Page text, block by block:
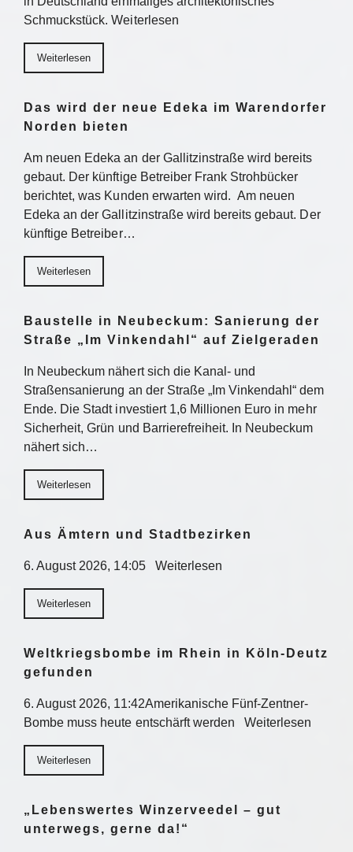
Schmuckstück. Weiterlesen
Weiterlesen
Das wird der neue Edeka im Warendorfer
Norden bieten
Am neuen Edeka an der Gallitzinstraße wird bereits
gebaut. Der künftige Betreiber Frank Strohbücker
berichtet, was Kunden erwarten wird. Am neuen
Edeka an der Gallitzinstraße wird bereits gebaut. Der
künftige Betreiber…
Weiterlesen
Baustelle in Neubeckum: Sanierung der
Straße „Im Vinkendahl“ auf Zielgeraden
In Neubeckum nähert sich die Kanal- und
Straßensanierung an der Straße „Im Vinkendahl“ dem
Ende. Die Stadt investiert 1,6 Millionen Euro in mehr
Sicherheit, Grün und Barrierefreiheit. In Neubeckum
nähert sich…
Weiterlesen
Aus Ämtern und Stadtbezirken
6. August 2026, 14:05 Weiterlesen
Weiterlesen
Weltkriegsbombe im Rhein in Köln-Deutz
gefunden
6. August 2026, 11:42Amerikanische Fünf-Zentner-
Bombe muss heute entschärft werden Weiterlesen
Weiterlesen
„Lebenswertes Winzerveedel – gut
unterwegs, gerne da!“